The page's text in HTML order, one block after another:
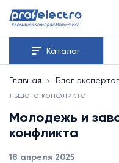
Каталог
Главная Блог
льшого конфликта
Молодежь и
конфликта
18 апреля 2025